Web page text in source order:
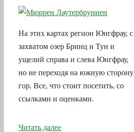
На этих картах регион Юнгфрау, с
захватом озер Бринц и Тун и
ущелий справа и слева Юнгфрау,
но не переходя на южную сторону
гор. Все, что стоит посетить, со
ссылками и оценками.
Читать далее